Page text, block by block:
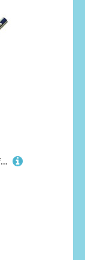
FABER-CASTELL 112505 Bleistift Goldfaber 1221 5B